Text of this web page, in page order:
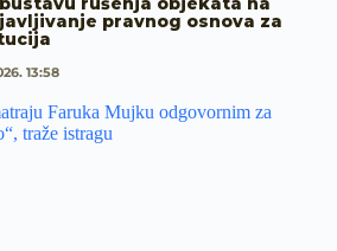
pravnog osnova za
13:58